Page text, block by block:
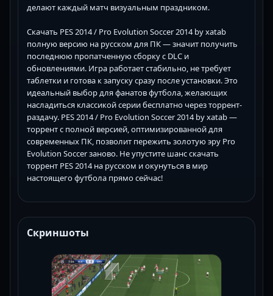
делают каждый матч визуальным праздником.
Скачать PES 2014 / Pro Evolution Soccer 2014 by xatab
полную версию на русском для ПК — значит получить
последнюю пропатченную сборку с DLC и
обновлениями. Игра работает стабильно, не требует
таблетки и готова к запуску сразу после установки. Это
идеальный выбор для фанатов футбола, желающих
насладиться классикой серии бесплатно через торрент-
раздачу. PES 2014 / Pro Evolution Soccer 2014 by xatab —
торрент с полной версией, оптимизированной для
современных ПК, позволит пережить золотую эру Pro
Evolution Soccer заново. Не упустите шанс скачать
торрент PES 2014 на русском и окунуться в мир
настоящего футбола прямо сейчас!
Скриншоты